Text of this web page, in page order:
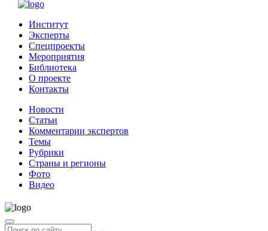
Институт
Эксперты
Спецпроекты
Мероприятия
Библиотека
О проекте
Контакты
Новости
Статьи
Комментарии экспертов
Темы
Рубрики
Страны и регионы
Фото
Видео